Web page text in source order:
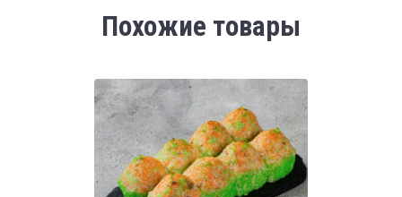
Похожие товары